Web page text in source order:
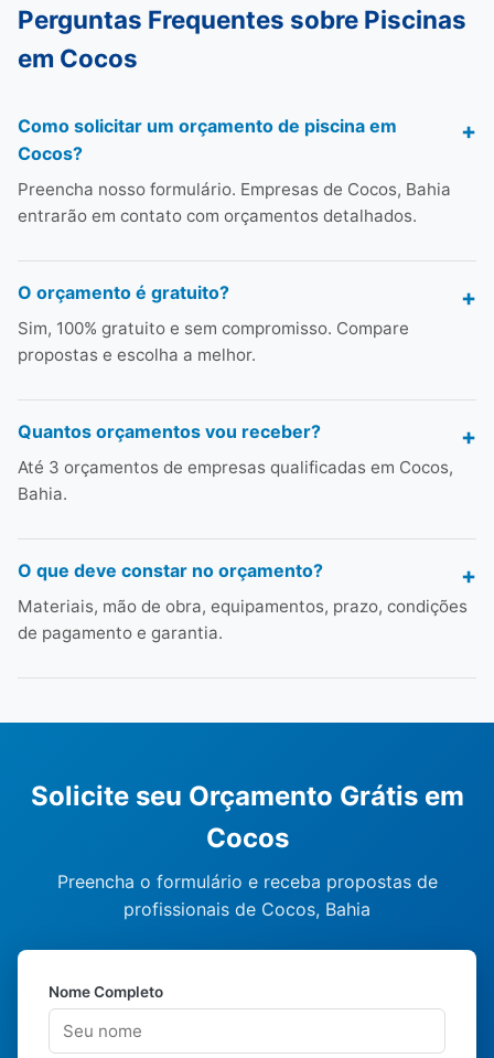
Perguntas Frequentes sobre Piscinas
em Cocos
Como solicitar um orçamento de piscina em
Cocos?
Preencha nosso formulário. Empresas de Cocos, Bahia
entrarão em contato com orçamentos detalhados.
O orçamento é gratuito?
Sim, 100% gratuito e sem compromisso. Compare
propostas e escolha a melhor.
Quantos orçamentos vou receber?
Até 3 orçamentos de empresas qualificadas em Cocos,
Bahia.
O que deve constar no orçamento?
Materiais, mão de obra, equipamentos, prazo, condições
de pagamento e garantia.
Solicite seu Orçamento Grátis em
Cocos
Preencha o formulário e receba propostas de
profissionais de Cocos, Bahia
Nome Completo